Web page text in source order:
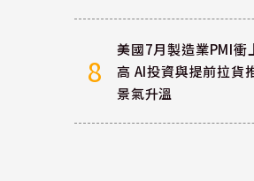
8
美國7月製造業PMI
高 AI投資與提前拉貨
景氣升溫